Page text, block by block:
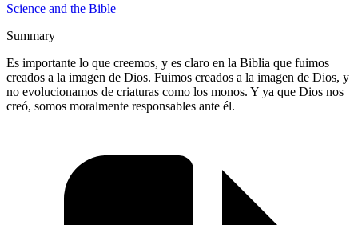
Science and the Bible
Summary
Es importante lo que creemos, y es claro en la Biblia que fuimos
creados a la imagen de Dios. Fuimos creados a la imagen de Dios, y
no evolucionamos de criaturas como los monos. Y ya que Dios nos
creó, somos moralmente responsables ante él.